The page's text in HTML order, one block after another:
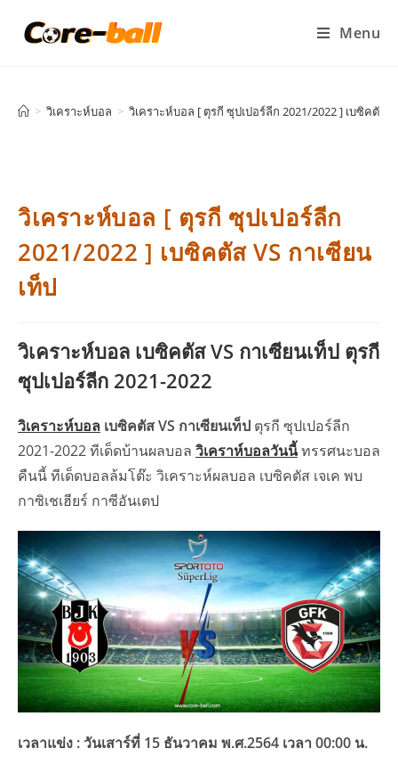
Menu
> วิเคราะห์บอล > วิเคราะห์บอล [ ตุรกี ซุปเปอร์ลีก 2021/2022 ] เบซิคตัส
วิเคราะห์บอล [ ตุรกี ซุปเปอร์ลีก
2021/2022 ] เบซิคตัส VS กาเซียน
เท็ป
วิเคราะห์บอล เบซิคตัส VS กาเซียนเท็ป ตุรกี
ซุปเปอร์ลีก 2021-2022
วิเคราะห์บอล เบซิคตัส VS กาเซียนเท็ป ตุรกี ซุปเปอร์ลีก
2021-2022 ทีเด็ดบ้านผลบอล วิเคราห์บอลวันนี้ทรรศนะบอล
คืนนี้ ทีเด็ดบอลล้มโต๊ะ วิเคราะห์ผลบอล เบซิคตัส เจเค พบ
กาซิเชเฮียร์ กาซีอันเตป
เวลาแข่ง : วันเสาร์ที่ 15 ธันวาคม พ.ศ.2564 เวลา 00:00 น.